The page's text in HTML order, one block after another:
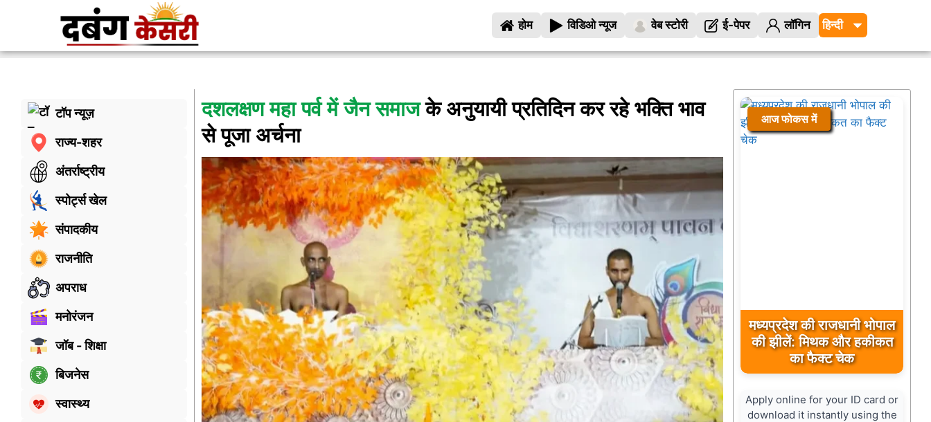
होम विडिओ न्यूज वेब स्टोरी ई-पेपर लॉगिन
टॉप न्यूज़
राज्य-शहर
अंतर्राष्ट्रीय
स्पोर्ट्स खेल
संपादकीय
राजनीति
अपराध
मनोरंजन
जॉब - शिक्षा
बिजनेस
स्वास्थ्य
दशलक्षण महा पर्व में जैन समाजके अनुयायी प्रतिदिन कर रहे भक्ति भाव
से पूजा अर्चना
आज फोकस में
मध्यप्रदेश की राजधानी भोपाल
की झीलें: मिथक और हकीकत
का फैक्ट चेक
Apply online for your ID card or
download it instantly using the